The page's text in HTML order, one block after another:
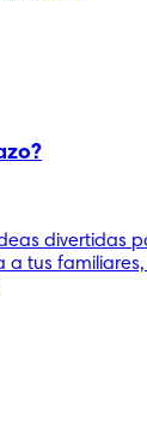
divertidas
a tus